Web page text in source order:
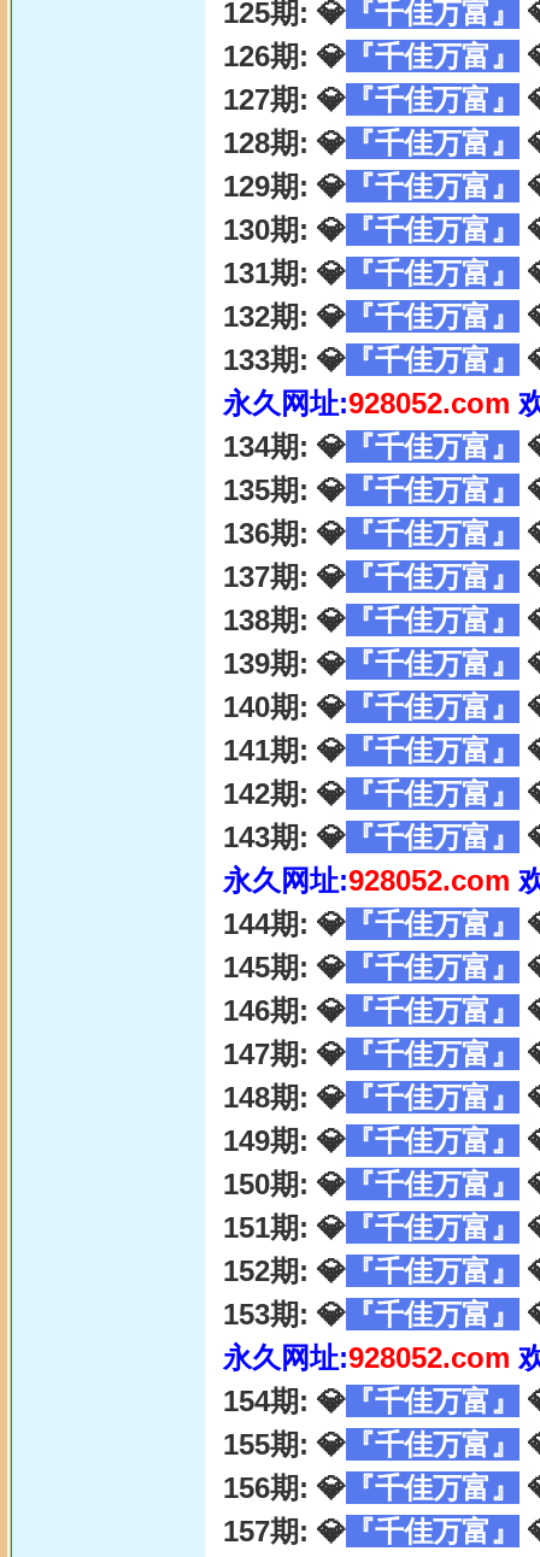
125期: 💎 『千佳万富』
126期: 💎 『千佳万富』
127期: 💎 『千佳万富』
128期: 💎 『千佳万富』
129期: 💎 『千佳万富』
130期: 💎 『千佳万富』
131期: 💎 『千佳万富』
132期: 💎 『千佳万富』
133期: 💎 『千佳万富』
永久网址:928052.com
134期: 💎 『千佳万富』
135期: 💎 『千佳万富』
136期: 💎 『千佳万富』
137期: 💎 『千佳万富』
138期: 💎 『千佳万富』
139期: 💎 『千佳万富』
140期: 💎 『千佳万富』
141期: 💎 『千佳万富』
142期: 💎 『千佳万富』
143期: 💎 『千佳万富』
永久网址:928052.com
144期: 💎 『千佳万富』
145期: 💎 『千佳万富』
146期: 💎 『千佳万富』
147期: 💎 『千佳万富』
148期: 💎 『千佳万富』
149期: 💎 『千佳万富』
150期: 💎 『千佳万富』
151期: 💎 『千佳万富』
152期: 💎 『千佳万富』
153期: 💎 『千佳万富』
永久网址:928052.com
154期: 💎 『千佳万富』
155期: 💎 『千佳万富』
156期: 💎 『千佳万富』
157期: 💎 『千佳万富』